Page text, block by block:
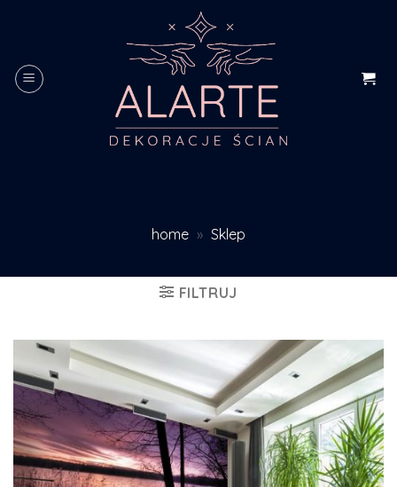
home » Sklep
FILTRUJ